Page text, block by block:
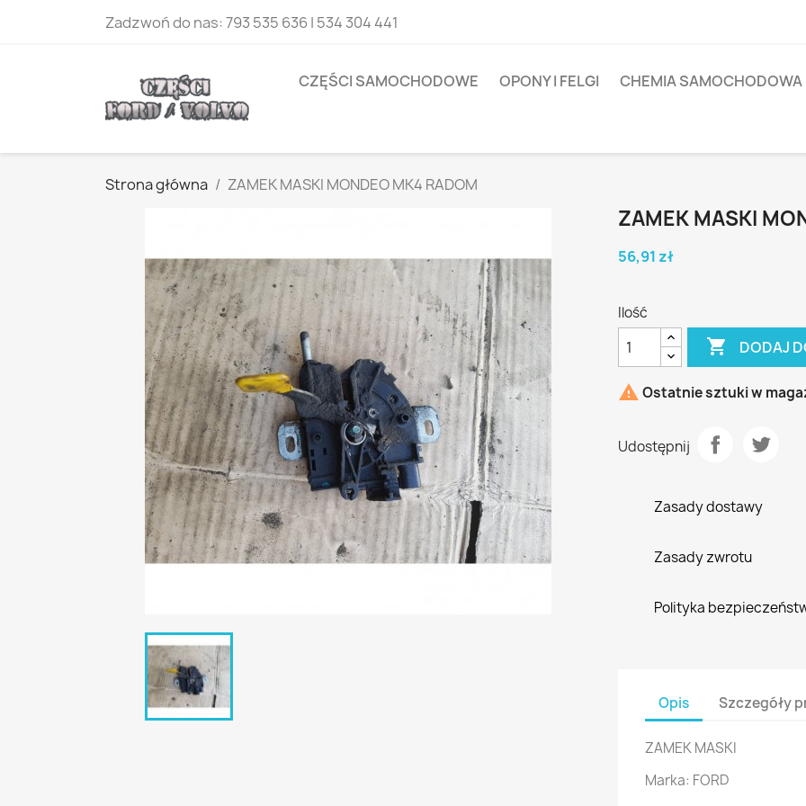
Zadzwoń do nas:793 535 636 | 534 304 441
CZĘŚCI SAMOCHODOWE OPONY I FELGI CHEMIA SAMOCHODOWA
Strona główna ZAMEK MASKI MONDEO MK4 RADOM
ZAMEK MASKI
56,91 zł
Ilość
 DODAJ
 Ostatnie sztuki w
Udostępnij
Zasady dostawy
Zasady zwrotu
Polityka
Opis Szczegóły
ZAMEK MASKI
Marka: FORD